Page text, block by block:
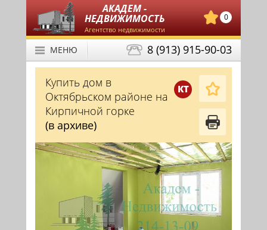
АКАДЕМ -
НЕДВИЖИМОСТЬ
Агентство недвижимости
0
8 (913) 915-90-03
МЕНЮ
КТ
Купить дом в
Октябрьском районе на
Кирпичной горке
(в архиве)